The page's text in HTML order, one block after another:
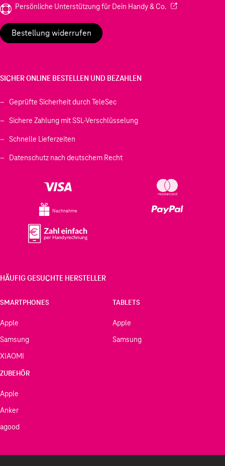
Persönliche Unterstützung für Dein Handy & Co. (Wird in einem
Bestellung widerrufen
SICHER ONLINE BESTELLEN UND BEZAHLEN
Geprüfte Sicherheit durch TeleSec
Sichere Zahlung mit SSL-Verschlüsselung
Schnelle Lieferzeiten
Datenschutz nach deutschem Recht
Nachnahme
HÄUFIG GESUCHTE HERSTELLER
SMARTPHONES
Apple
Samsung
XIAOMI
TABLETS
Apple
Samsung
ZUBEHÖR
Apple
Anker
agood